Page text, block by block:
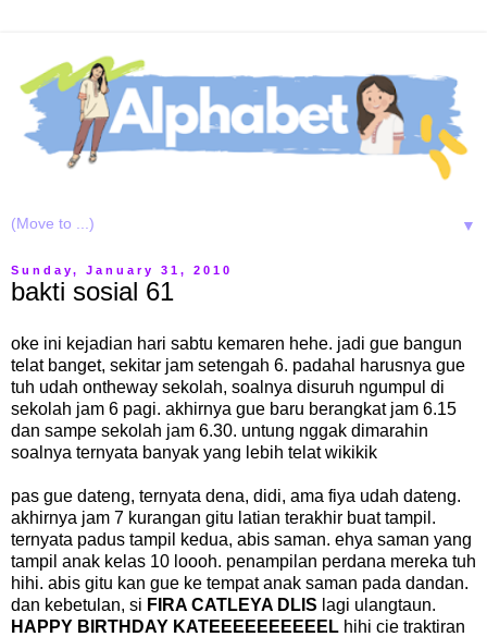
▼
Sunday, January 31, 2010
bakti sosial 61
oke ini kejadian hari sabtu kemaren hehe. jadi gue bangun
telat banget, sekitar jam setengah 6. padahal harusnya gue
tuh udah ontheway sekolah, soalnya disuruh ngumpul di
sekolah jam 6 pagi. akhirnya gue baru berangkat jam 6.15
dan sampe sekolah jam 6.30. untung nggak dimarahin
soalnya ternyata banyak yang lebih telat wikikik
pas gue dateng, ternyata dena, didi, ama fiya udah dateng.
akhirnya jam 7 kurangan gitu latian terakhir buat tampil.
ternyata padus tampil kedua, abis saman. ehya saman yang
tampil anak kelas 10 loooh. penampilan perdana mereka tuh
hihi. abis gitu kan gue ke tempat anak saman pada dandan.
dan kebetulan, si FIRA CATLEYA DLIS lagi ulangtaun.
HAPPY BIRTHDAY KATEEEEEEEEEEL hihi cie traktiran